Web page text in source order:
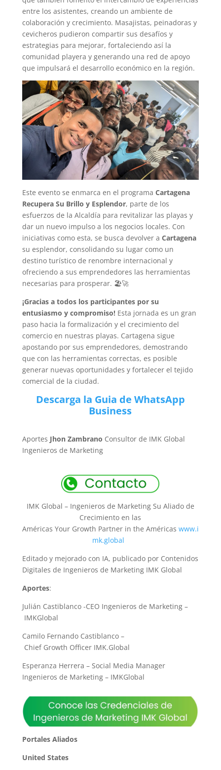
entre los asistentes, creando un ambiente de
colaboración y crecimiento. Masajistas, peinadoras y
cevicheros pudieron compartir sus desafíos y
estrategias para mejorar, fortaleciendo así la
comunidad playera y generando una red de apoyo
que impulsará el desarrollo económico en la región.
Este evento se enmarca en el programa Cartagena
Recupera Su Brillo y Esplendor, parte de los
esfuerzos de la Alcaldía para revitalizar las playas y
dar un nuevo impulso a los negocios locales. Con
iniciativas como esta, se busca devolver a Cartagena
su esplendor, consolidando su lugar como un
destino turístico de renombre internacional y
ofreciendo a sus emprendedores las herramientas
necesarias para prosperar. 🏖️🚀
¡Gracias a todos los participantes por su
entusiasmo y compromiso!Esta jornada es un gran
paso hacia la formalización y el crecimiento del
comercio en nuestras playas. Cartagena sigue
apostando por sus emprendedores, demostrando
que con las herramientas correctas, es posible
generar nuevas oportunidades y fortalecer el tejido
comercial de la ciudad.
Descarga la Guia de WhatsApp
Business
Aportes Jhon Zambrano Consultor de IMK Global
Ingenieros de Marketing
IMK Global – Ingenieros de Marketing Su Aliado de
Crecimiento en las
Américas Your Growth Partner in the Américas www.i
mk.global
Editado y mejorado con IA, publicado por Contenidos
Digitales de Ingenieros de Marketing IMK Global
Aportes:
Julián Castiblanco -CEO Ingenieros de Marketing –
IMKGlobal
Camilo Fernando Castiblanco –
Chief Growth Officer IMK.Global
Esperanza Herrera – Social Media Manager
Ingenieros de Marketing – IMKGlobal
Portales Aliados
United States